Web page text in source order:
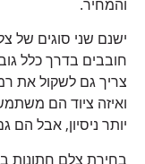
והמחיר.
ישנם שני סוגים של
חובבים בדרך כלל
צריך גם לשקול את רמת
ואיזה ציוד הם
יותר ניסיון, אבל הם
בחירת צלם חתונות